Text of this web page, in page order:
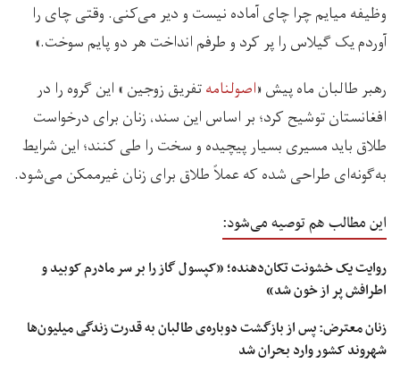
وظیفه میایم چرا چای آماده نیست و دیر می‌کنی. وقتی چای را
آوردم یک گیلاس را پر کرد و طرفم انداخت هر دو پایم سوخت.»
رهبر طالبان ماه پیش «اصولنامهتفریق زوجین » این گروه را در
افغانستان توشیح کرد؛ بر اساس این سند، زنان برای درخواست
طلاق باید مسیری بسیار پیچیده و سخت را طی کنند؛ این شرایط
به‌گونه‌ای طراحی شده که عملاً طلاق برای زنان غیرممکن می‌شود.
این مطالب هم توصیه می‌شود:
روایت یک خشونت تکان‌دهنده؛ «کپسول گاز را بر سر مادرم کوبید و
اطرافش پر از خون شد»
زنان معترض: پس از بازگشت دوباره‌ی طالبان به قدرت زندگی میلیون‌ها
شهروند کشور وارد بحران شد